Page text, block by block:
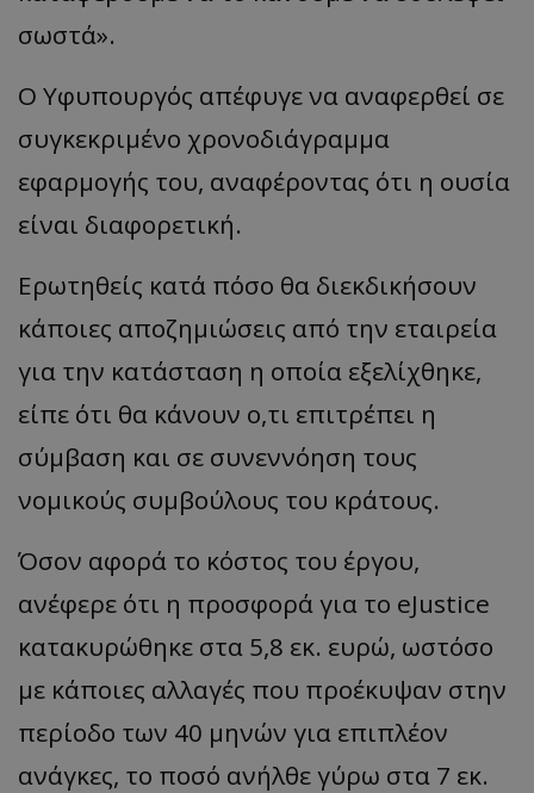
σωστά».
Ο Υφυπουργός απέφυγε να αναφερθεί σε
συγκεκριμένο χρονοδιάγραμμα
εφαρμογής του, αναφέροντας ότι η ουσία
είναι διαφορετική.
Ερωτηθείς κατά πόσο θα διεκδικήσουν
κάποιες αποζημιώσεις από την εταιρεία
για την κατάσταση η οποία εξελίχθηκε,
είπε ότι θα κάνουν ο,τι επιτρέπει η
σύμβαση και σε συνεννόηση τους
νομικούς συμβούλους του κράτους.
Όσον αφορά το κόστος του έργου,
ανέφερε ότι η προσφορά για το eJustice
κατακυρώθηκε στα 5,8 εκ. ευρώ, ωστόσο
με κάποιες αλλαγές που προέκυψαν στην
περίοδο των 40 μηνών για επιπλέον
ανάγκες, το ποσό ανήλθε γύρω στα 7 εκ.